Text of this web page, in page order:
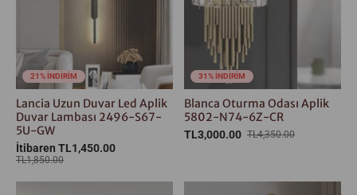
21% İNDİRİM
Lancia Uzun Duvar Led Aplik
Duvar Lambası 2496-S67-
5U-GW
İtibaren TL1,450.00
TL1,850.00
31% İNDİRİM
Blanca Oturma Odası Aplik
5802-N74-6Z-CR
TL3,000.00 TL4,350.00